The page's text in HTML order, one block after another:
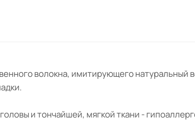
волокна, имитирующего натуральный
и тончайшей, мягкой ткани -